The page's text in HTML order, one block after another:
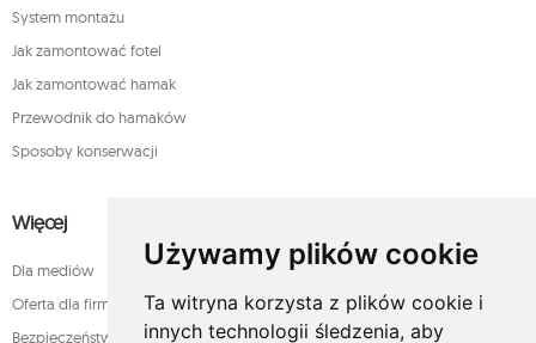
Używamy plików cookie
Ta witryna korzysta z plików cookie i
innych technologii śledzenia, aby
System montażu
Jak zamontować fotel
Jak zamontować hamak
Przewodnik do hamaków
Sposoby konserwacji
Więcej
Dla mediów
Oferta dla firm
Bezpieczeństwo płatności